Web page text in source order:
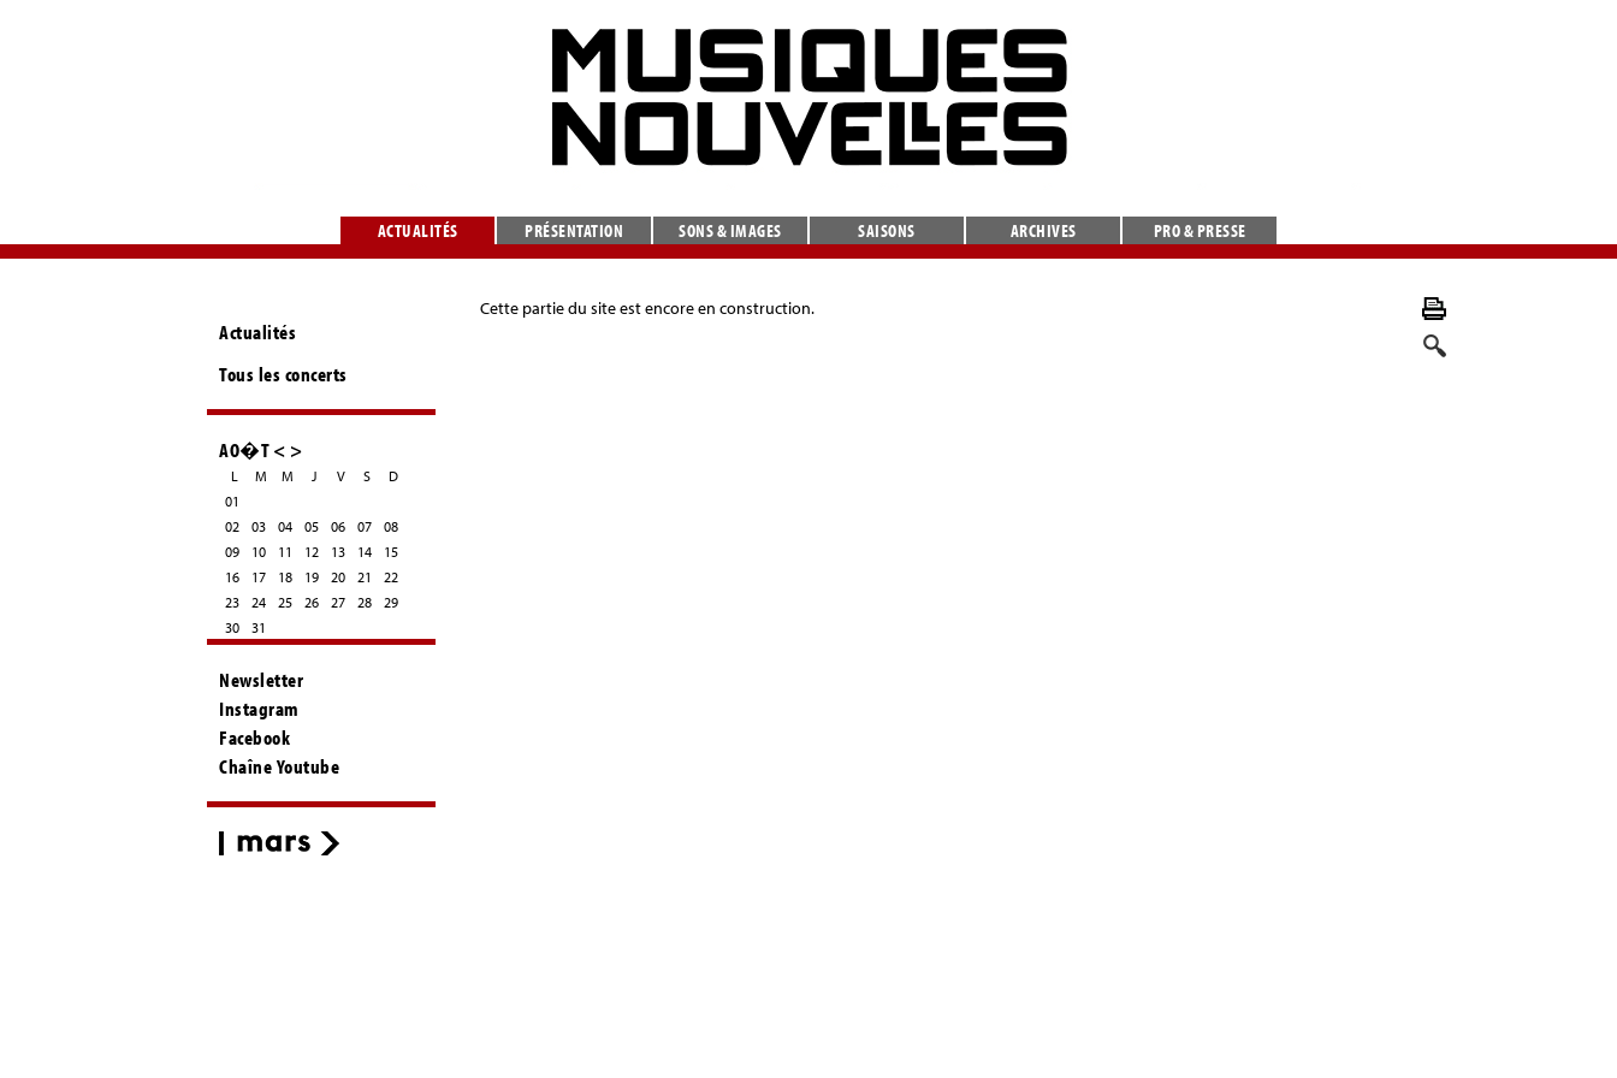
ACTUALITÉS PRÉSENTATION SONS & IMAGES SAISONS ARCHIVES PRO & PRESSE
Actualités
Tous les concerts
AO�T< >
L M M J V S
D
01
02
03 04 05 06 07
08
09
10 11 12 13 14
15
16
17 18 19 20 21
22
23
24 25 26 27 28
29
30
31
Newsletter
Instagram
Facebook
Chaîne Youtube
Cette partie du site est encore en construction.